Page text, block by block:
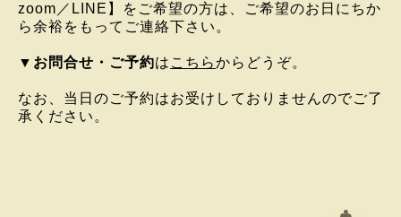
zoom／LINE】を ご希望の方は、
ご希望のお日にちか
ら余裕をもってご連絡下さい。
▼ お問合せ・ご予約は こちらからどうぞ。
なお、当日のご予約はお受けしておりませんのでご了
承ください。